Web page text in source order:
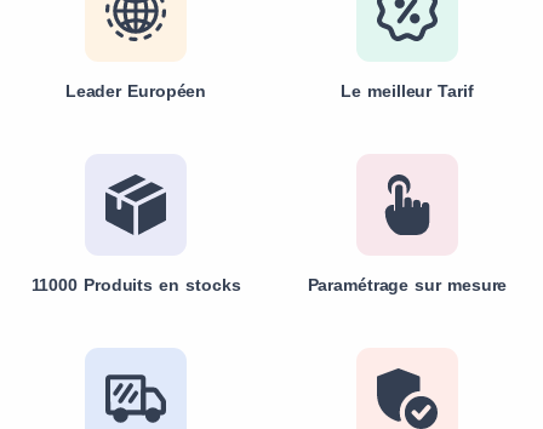
Leader Européen Le meilleur Tarif
11000 Produits en stocks Paramétrage sur mesure